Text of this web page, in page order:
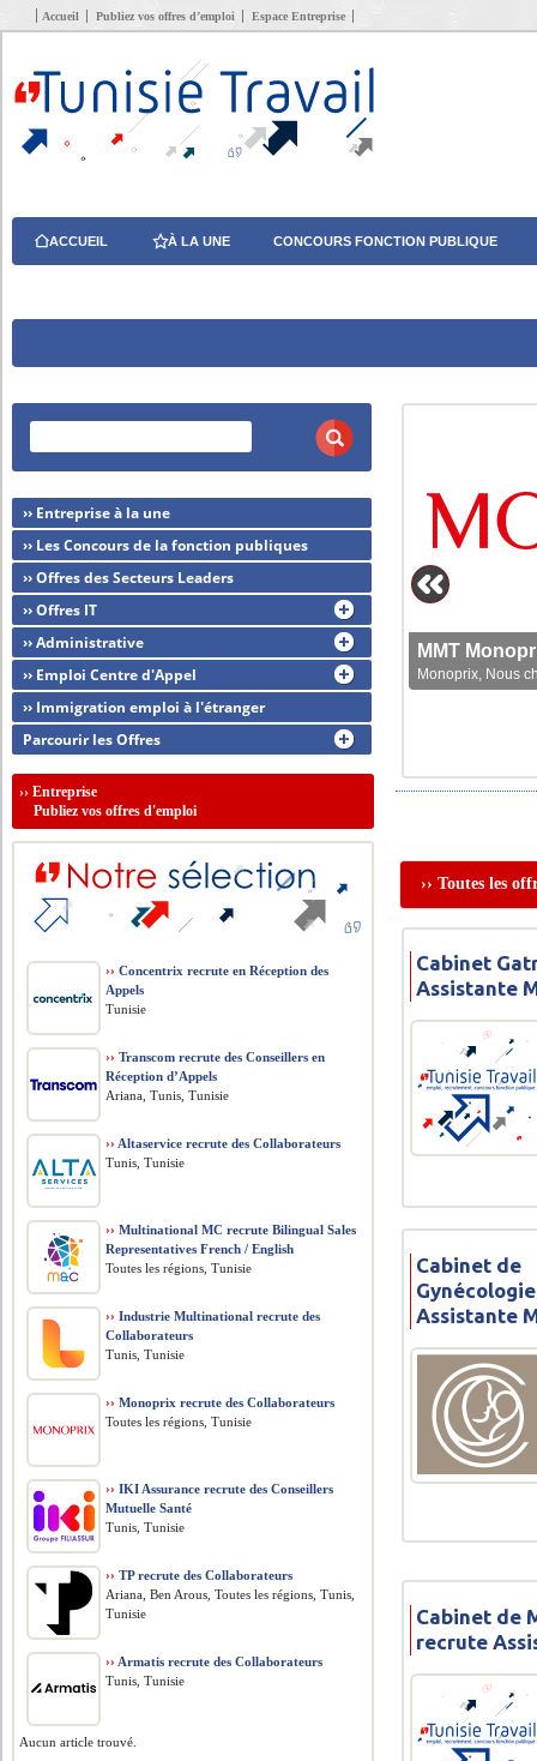
Accueil Publiez vos offres d’emploi Espace Entreprise
ACCUEIL À LA UNE CONCOURS FONCTION PUBLIQUE
MMT
Monoprix, Nous
›› Toutes les
Cabinet
Assistante
Cabinet de
Assistante
Cabinet de
recrute
›› Entreprise à la une
›› Les Concours de la fonction publiques
›› Offres des Secteurs Leaders
›› Offres IT
›› Administrative
›› Emploi Centre d'Appel
›› Immigration emploi à l'étranger
Parcourir les Offres
››Entreprise
Publiez vos offres d'emploi
›› Concentrix recrute en Réception des
Appels
Tunisie
›› Transcom recrute des Conseillers en
Réception d’Appels
Ariana, Tunis, Tunisie
›› Altaservice recrute des Collaborateurs
Tunis, Tunisie
›› Multinational MC recrute Bilingual Sales
Representatives French / English
Toutes les régions, Tunisie
›› Industrie Multinational recrute des
Collaborateurs
Tunis, Tunisie
›› Monoprix recrute des Collaborateurs
Toutes les régions, Tunisie
›› IKI Assurance recrute des Conseillers
Mutuelle Santé
Tunis, Tunisie
›› TP recrute des Collaborateurs
Ariana, Ben Arous, Toutes les régions, Tunis,
Tunisie
›› Armatis recrute des Collaborateurs
Tunis, Tunisie
Aucun article trouvé.